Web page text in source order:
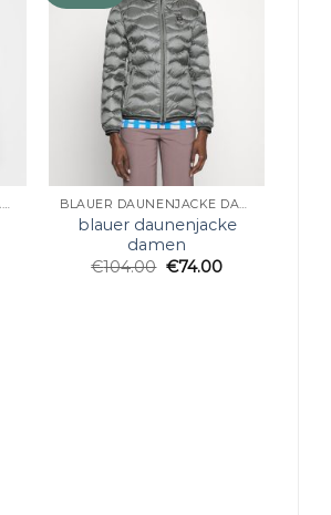
BLAUER DAUNENJACKE DAMEN BLAUER DAUNENJACKE DAMEN
blauer daunenjacke
damen
€104.00 €74.00